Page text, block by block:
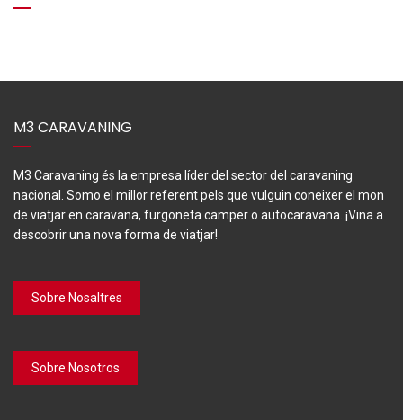
M3 CARAVANING
M3 Caravaning és la empresa líder del sector del caravaning
nacional. Somo el millor referent pels que vulguin coneixer el mon
de viatjar en caravana, furgoneta camper o autocaravana. ¡Vina a
descobrir una nova forma de viatjar!
Sobre Nosaltres
Sobre Nosotros